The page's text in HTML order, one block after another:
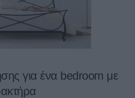
για ένα bedroom με